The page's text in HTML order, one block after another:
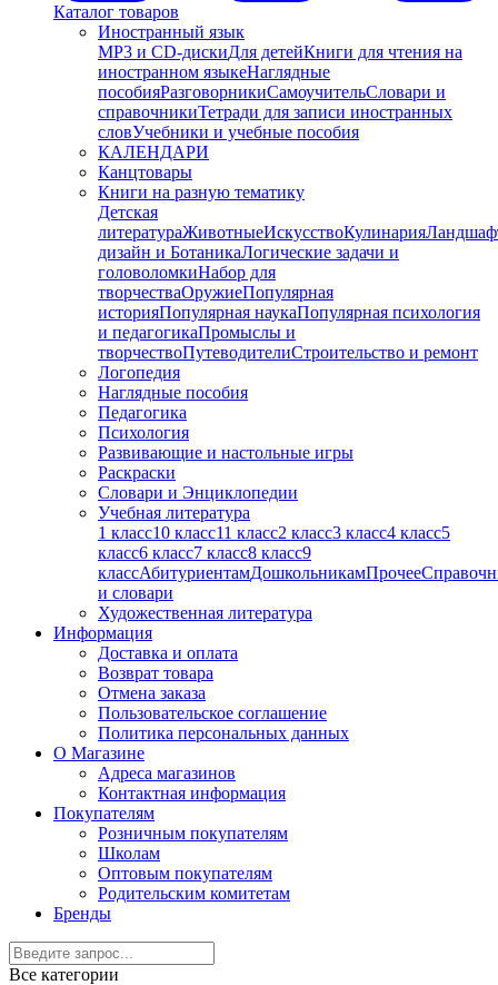
Каталог товаров
Иностранный язык
MP3 и CD-дискиДля детейКниги для чтения на
иностранном языкеНаглядные
пособияРазговорникиСамоучительСловари и
справочникиТетради для записи иностранных
словУчебники и учебные пособия
КАЛЕНДАРИ
Канцтовары
Книги на разную тематику
Детская
литератураЖивотныеИскусствоКулинария
дизайн и БотаникаЛогические задачи и
головоломкиНабор для
творчестваОружиеПопулярная
историяПопулярная наукаПопулярная психология
и педагогикаПромыслы и
творчествоПутеводителиСтроительство и ремонт
Логопедия
Наглядные пособия
Педагогика
Психология
Развивающие и настольные игры
Раскраски
Словари и Энциклопедии
Учебная литература
1 класс10 класс11 класс2 класс3 класс4 класс5
класс6 класс7 класс8 класс9
классАбитуриентамДошкольникамПрочее
и словари
Художественная литература
Информация
Доставка и оплата
Возврат товара
Отмена заказа
Пользовательское соглашение
Политика персональных данных
О Магазине
Адреса магазинов
Контактная информация
Покупателям
Розничным покупателям
Школам
Оптовым покупателям
Родительским комитетам
Бренды
Все категории